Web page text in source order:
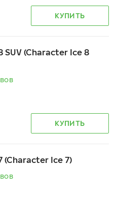
КУПИТЬ
SUV (Character Ice 8
КУПИТЬ
(Character Ice 7)